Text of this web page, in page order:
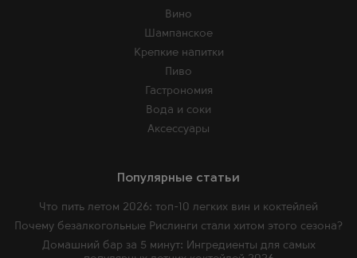
Вино
Шампанское
Крепкие напитки
Пиво
Гастрономия
Вода и соки
Аксессуары
Популярные статьи
Что пить летом 2026: топ-10 легких вин и коктейлей
Почему безалкогольные Рислинги стали хитом этого сезона?
Домашний бар за 5 минут: Ингредиенты для самых